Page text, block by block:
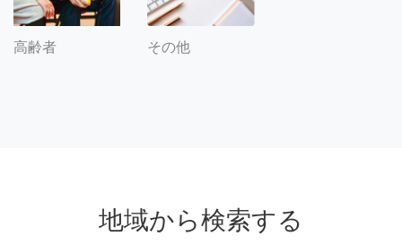
高齢者 その他
地域から検索する